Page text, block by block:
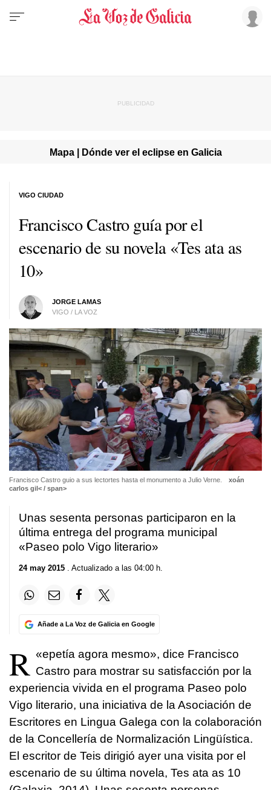
Mapa | Dónde ver el eclipse en Galicia
Francisco Castro guía por el
escenario de su novela «Tes ata as
10»
JORGE LAMAS
VIGO / LA VOZ
VIGO CIUDAD
Francisco Castro guio a sus lectortes hasta el monumento a Julio Verne.
xoán
carlos gil< / span>
Unas sesenta personas participaron en la
última entrega del programa municipal
«Paseo polo Vigo literario»
24 may 2015 . Actualizado a las 04:00 h.
Añade a La Voz de Galicia en Google
«
R epetía agora mesmo», dice Francisco
Castro para mostrar su satisfacción por la
experiencia vivida en el programa Paseo polo
Vigo literario, una iniciativa de la Asociación de
Escritores en Lingua Galega con la colaboración
de la Concellería de Normalización Lingüística.
El escritor de Teis dirigió ayer una visita por el
escenario de su última novela, Tes ata as 10